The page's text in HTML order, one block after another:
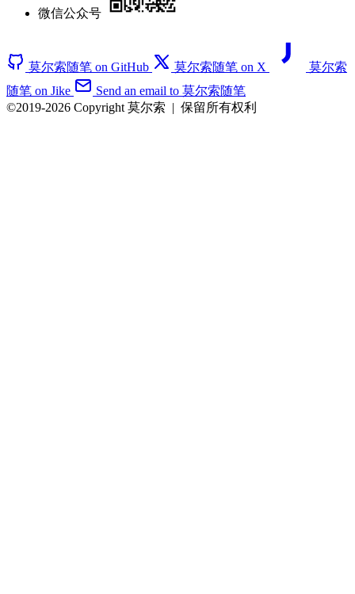
微信公众号
莫尔索随笔 on GitHub 莫尔索随笔 on X
莫尔索
随笔 on Jike
Send an email to 莫尔索随笔
©2019-2026 Copyright 莫尔索 | 保留所有权利